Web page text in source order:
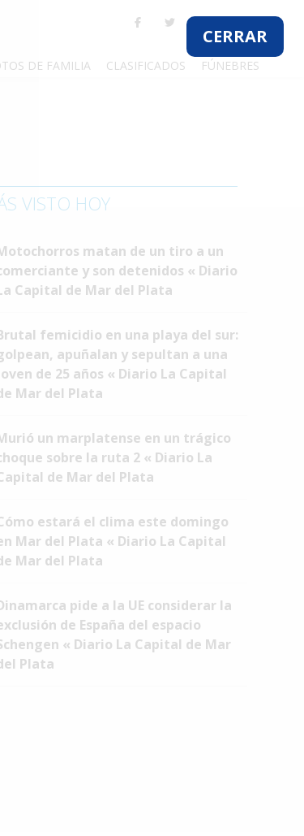
CERRAR
DE FAMILIA CLASIFICADOS FÚNEBRES
VISTO HOY
matan de un tiro a un
y son detenidos « Diario
Capital de Mar del Plata
femicidio en una playa del sur:
apuñalan y sepultan a una
de 25 años « Diario La Capital
Mar del Plata
un marplatense en un trágico
sobre la ruta 2 « Diario La
de Mar del Plata
estará el clima este domingo
Mar del Plata « Diario La Capital
Mar del Plata
pide a la UE considerar la
de España del espacio
« Diario La Capital de Mar
Plata